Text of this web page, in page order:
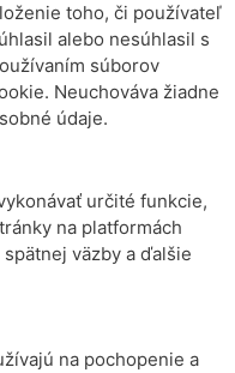
toho, či používateľ
alebo nesúhlasil s
súborov
Neuchováva žiadne
údaje.
určité funkcie,
na platformách
väzby a ďalšie
na pochopenie a